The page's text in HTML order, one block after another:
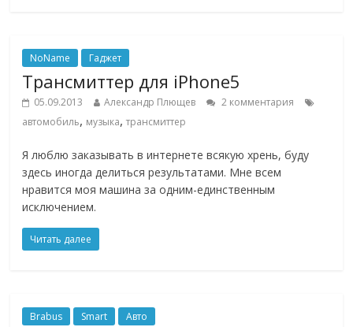
NoName Гаджет
Трансмиттер для iPhone5
05.09.2013 Александр Плющев
2 комментария
автомобиль, музыка,трансмиттер
Я люблю заказывать в интернете всякую хрень, буду
здесь иногда делиться результатами. Мне всем
нравится моя машина за одним-единственным
исключением.
Читать далее
Brabus Smart Авто